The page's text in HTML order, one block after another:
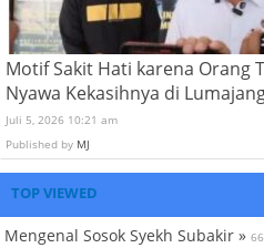
Motif Sakit Hati karena Orang
Nyawa Kekasihnya di
Juli 5, 2026 10:21 am
Published by MJ
TOP VIEWED
Mengenal Sosok Syekh Subakir »